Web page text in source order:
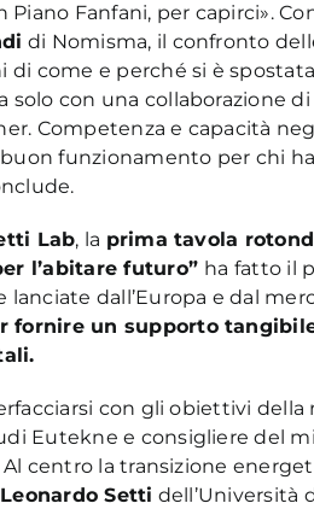
Piano Fanfani, per capirci».
di Nomisma, il confronto
come e perché si è
solo con una collaborazione
Competenza e capacità
funzionamento per chi
Lab, la prima tavola
l’abitare futuro” ha fatto il
dall’Europa e dal
fornire un supporto
con gli obiettivi della
Eutekne e consigliere del
centro la transizione
Leonardo Setti dell’Università